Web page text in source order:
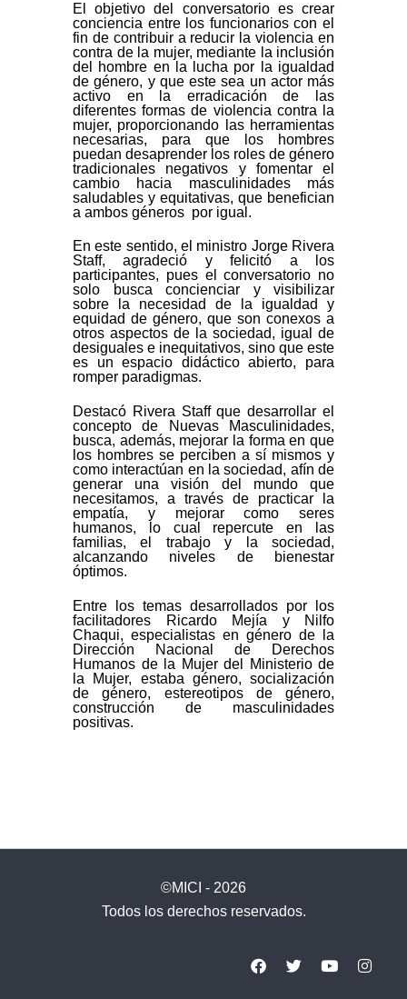
El objetivo del conversatorio es crear
conciencia entre los funcionarios con el
fin de contribuir a reducir la violencia en
contra de la mujer, mediante la inclusión
del hombre en la lucha por la igualdad
de género, y que este sea un actor más
activo en la erradicación de las
diferentes formas de violencia contra la
mujer, proporcionando las herramientas
necesarias, para que los hombres
puedan desaprender los roles de género
tradicionales negativos y fomentar el
cambio hacia masculinidades más
saludables y equitativas, que benefician
a ambos géneros por igual.
En este sentido, el ministro Jorge Rivera
Staff, agradeció y felicitó a los
participantes, pues el conversatorio no
solo busca concienciar y visibilizar
sobre la necesidad de la igualdad y
equidad de género, que son conexos a
otros aspectos de la sociedad, igual de
desiguales e inequitativos, sino que este
es un espacio didáctico abierto, para
romper paradigmas.
Destacó Rivera Staff que desarrollar el
concepto de Nuevas Masculinidades,
busca, además, mejorar la forma en que
los hombres se perciben a sí mismos y
como interactúan en la sociedad, afín de
generar una visión del mundo que
necesitamos, a través de practicar la
empatía, y mejorar como seres
humanos, lo cual repercute en las
familias, el trabajo y la sociedad,
alcanzando niveles de bienestar
óptimos.
Entre los temas desarrollados por los
facilitadores Ricardo Mejía y Nilfo
Chaqui, especialistas en género de la
Dirección Nacional de Derechos
Humanos de la Mujer del Ministerio de
la Mujer, estaba género, socialización
de género, estereotipos de género,
construcción de masculinidades
positivas.
©MICI - 2026
Todos los derechos reservados.